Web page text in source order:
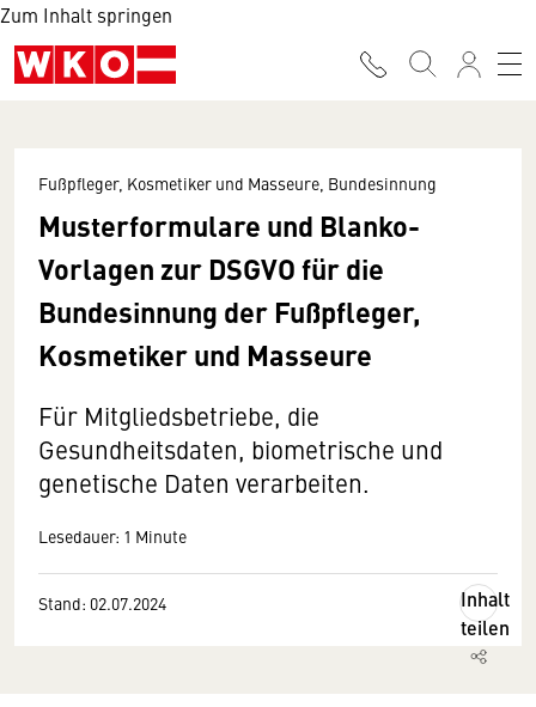
Zum Inhalt springen
Fußpfleger, Kosmetiker und Masseure, Bundesinnung
Musterformulare und Blanko-
Vorlagen zur DSGVO für die
Bundesinnung der Fußpfleger,
Kosmetiker und Masseure
Für Mitgliedsbetriebe, die
Gesundheitsdaten, biometrische und
genetische Daten verarbeiten.
Lesedauer: 1 Minute
Stand: 02.07.2024
Inhalt
teilen